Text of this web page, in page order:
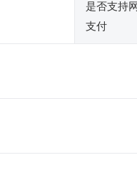
是否支持
支付